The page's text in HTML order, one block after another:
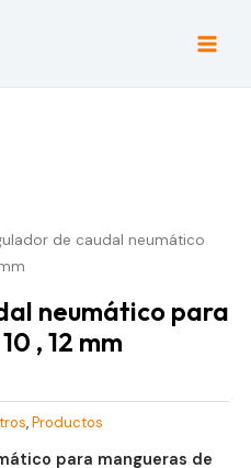
Main
de caudal neumático
neumático para
, 12 mm
,Productos
para mangueras de